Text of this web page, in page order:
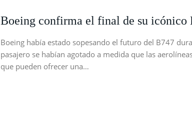
Boeing confirma el final de su icónico
Boeing había estado sopesando el futuro del B747
pasajero se habían agotado a medida que las
que pueden ofrecer una…